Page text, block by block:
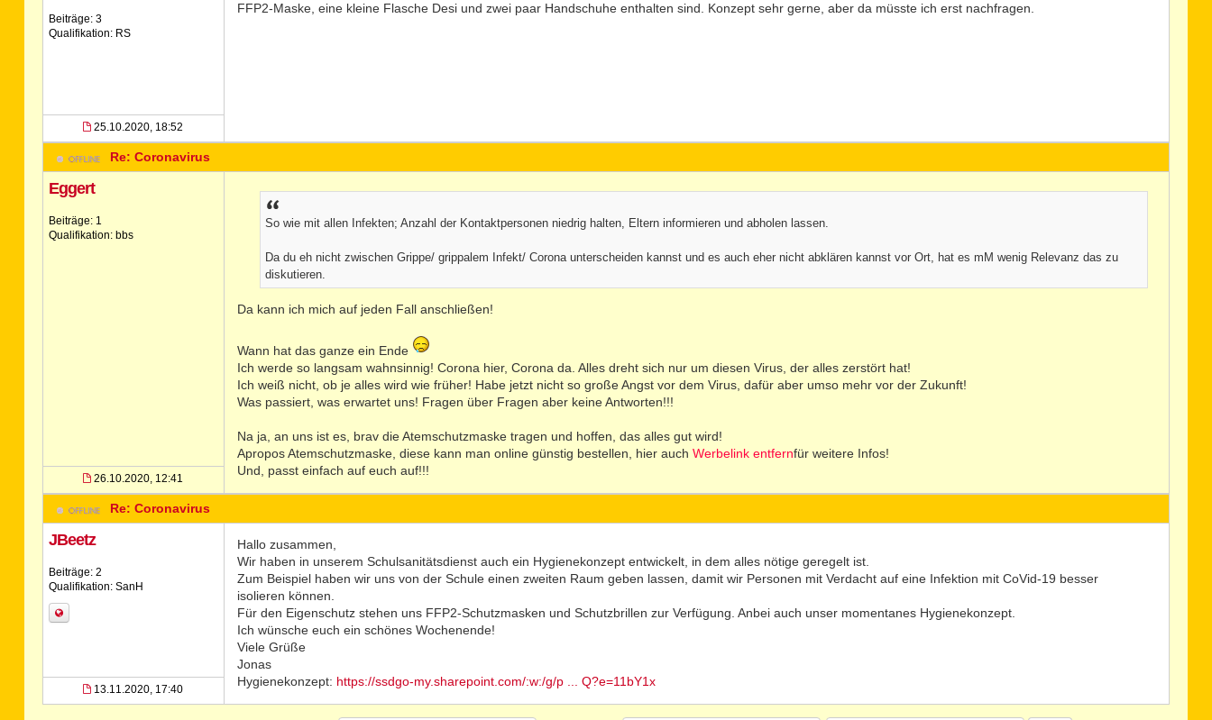
Beiträge: 3
Qualifikation: RS
25.10.2020, 18:52
FFP2-Maske, eine kleine Flasche Desi und zwei paar Handschuhe enthalten sind. Konzept sehr gerne, aber da müsste ich erst nachfragen.
Re: Coronavirus
Eggert
Beiträge: 1
Qualifikation: bbs
26.10.2020, 12:41
So wie mit allen Infekten; Anzahl der Kontaktpersonen niedrig halten, Eltern informieren und abholen lassen.
Da du eh nicht zwischen Grippe/ grippalem Infekt/ Corona unterscheiden kannst und es auch eher nicht abklären kannst vor Ort, hat es mM wenig Relevanz das zu
diskutieren.
Da kann ich mich auf jeden Fall anschließen!
Wann hat das ganze ein Ende
Ich werde so langsam wahnsinnig! Corona hier, Corona da. Alles dreht sich nur um diesen Virus, der alles zerstört hat!
Ich weiß nicht, ob je alles wird wie früher! Habe jetzt nicht so große Angst vor dem Virus, dafür aber umso mehr vor der Zukunft!
Was passiert, was erwartet uns! Fragen über Fragen aber keine Antworten!!!
Na ja, an uns ist es, brav die Atemschutzmaske tragen und hoffen, das alles gut wird!
Apropos Atemschutzmaske, diese kann man online günstig bestellen, hier auch Werbelink entfernfür weitere Infos!
Und, passt einfach auf euch auf!!!
Re: Coronavirus
JBeetz
Beiträge: 2
Qualifikation: SanH
13.11.2020, 17:40
Hallo zusammen,
Wir haben in unserem Schulsanitätsdienst auch ein Hygienekonzept entwickelt, in dem alles nötige geregelt ist.
Zum Beispiel haben wir uns von der Schule einen zweiten Raum geben lassen, damit wir Personen mit Verdacht auf eine Infektion mit CoVid-19 besser
isolieren können.
Für den Eigenschutz stehen uns FFP2-Schutzmasken und Schutzbrillen zur Verfügung. Anbei auch unser momentanes Hygienekonzept.
Ich wünsche euch ein schönes Wochenende!
Viele Grüße
Jonas
Hygienekonzept: https://ssdgo-my.sharepoint.com/:w:/g/p ... Q?e=11bY1x